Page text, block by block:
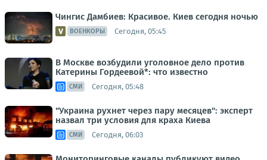
Чингис Дамбиев: Красивое. Киев сегодня ночью
ВОЕНКОРЫ Сегодня, 05:45
В Москве возбудили уголовное дело против
Катерины Гордеевой*: что известно
СМИ Сегодня, 05:48
"Украина рухнет через пару месяцев": эксперт
назвал три условия для краха Киева
СМИ Сегодня, 06:03